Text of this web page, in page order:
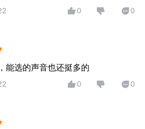
0 0
能选的声音也还挺多的
0 0